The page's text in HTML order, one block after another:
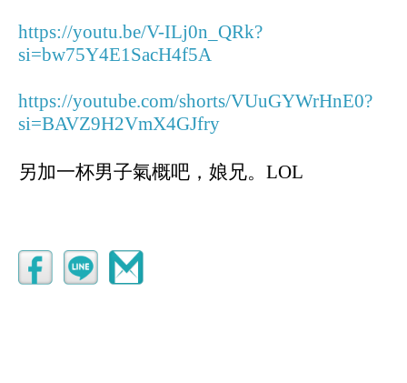
https://youtu.be/V-ILj0n_QRk?
si=bw75Y4E1SacH4f5A
https://youtube.com/shorts/VUuGYWrHnE0?
si=BAVZ9H2VmX4GJfry
另加一杯男子氣概吧，娘兄。LOL